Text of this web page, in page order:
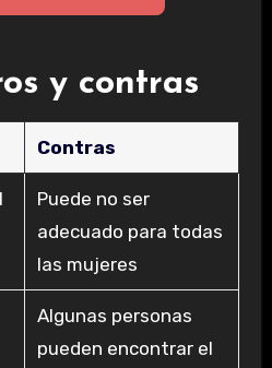
y contras
Contras
Puede no ser
adecuado para todas
las mujeres
Algunas personas
pueden encontrar el